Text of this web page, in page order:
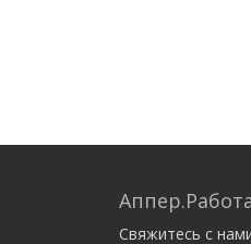
Свяжитесь с